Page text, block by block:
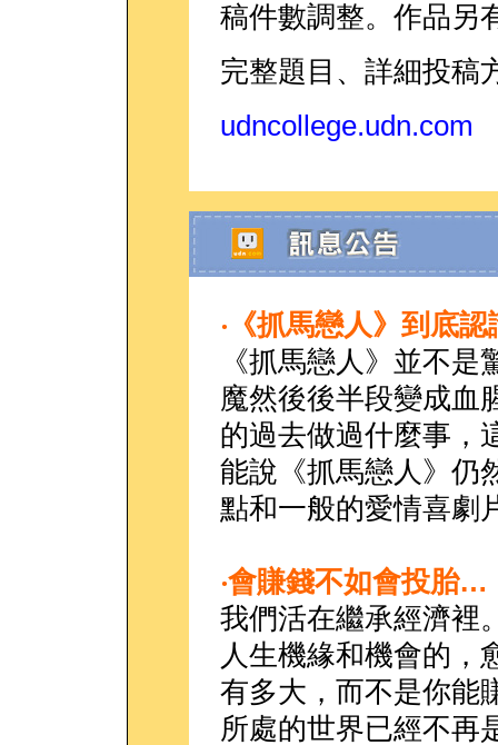
稿件數調整。作品另
完整題目、詳細投稿
udncollege.udn.com
‧ 《抓馬戀人》到底
《抓馬戀人》並不
魔然後後半段變成血
的過去做過什麼事，
能說《抓馬戀人》仍
點和一般的愛情喜劇
‧會賺錢不如會投胎…
我們活在繼承經濟裡
人生機緣和機會的，
有多大，而不是你能
所處的世界已經不再